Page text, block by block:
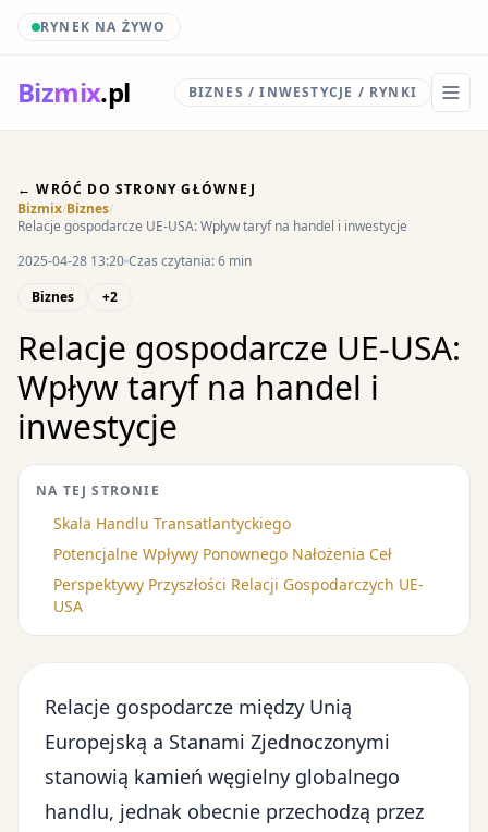
RYNEK NA ŻYWO
Bizmix.pl BIZNES / INWESTYCJE / RYNKI
← WRÓĆ DO STRONY GŁÓWNEJ
Bizmix/Biznes/
Relacje gospodarcze UE-USA: Wpływ taryf na handel i inwestycje
2025-04-28 13:20 Czas czytania: 6 min
Biznes
+2
Relacje gospodarcze UE-USA:
Wpływ taryf na handel i
inwestycje
NA TEJ STRONIE
Skala Handlu Transatlantyckiego
Potencjalne Wpływy Ponownego Nałożenia Ceł
Perspektywy Przyszłości Relacji Gospodarczych UE-
USA
Relacje gospodarcze między Unią
Europejską a Stanami Zjednoczonymi
stanowią kamień węgielny globalnego
handlu, jednak obecnie przechodzą przez